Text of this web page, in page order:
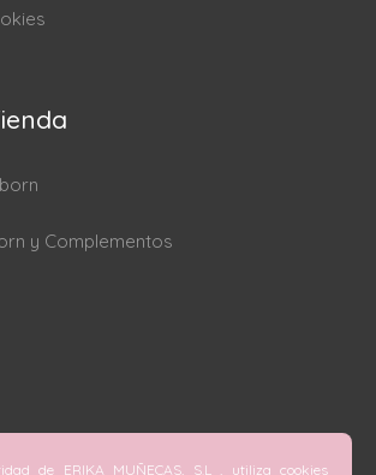
y Complementos
de ERIKA MUÑECAS, S.L , utiliza cookies